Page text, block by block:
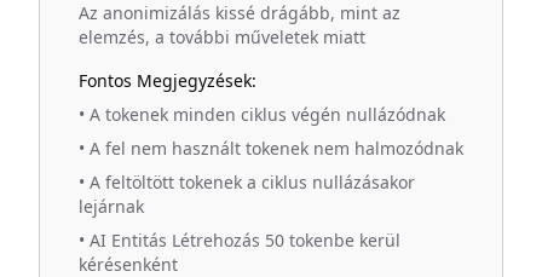
Az anonimizálás kissé drágább, mint az
elemzés, a további műveletek miatt
Fontos Megjegyzések:
• A tokenek minden ciklus végén nullázódnak
• A fel nem használt tokenek nem halmozódnak
• A feltöltött tokenek a ciklus nullázásakor
lejárnak
• AI Entitás Létrehozás 50 tokenbe kerül
kérésenként